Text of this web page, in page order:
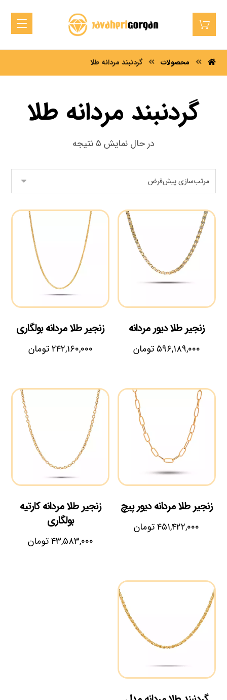
محصولات گردنبند مردانه طلا
گردنبند مردانه طلا
در حال نمایش ۵ نتیجه
زنجیر طلا دیور مردانه
۵۹۶,۱۸۹,۰۰۰ تومان
زنجیر طلا مردانه بولگاری
۲۴۲,۱۶۰,۰۰۰تومان
زنجیر طلا مردانه دیور پیچ
۴۵۱,۴۲۲,۰۰۰تومان
زنجیر طلا مردانه کارتیه
بولگاری
۴۳,۵۸۳,۰۰۰تومان